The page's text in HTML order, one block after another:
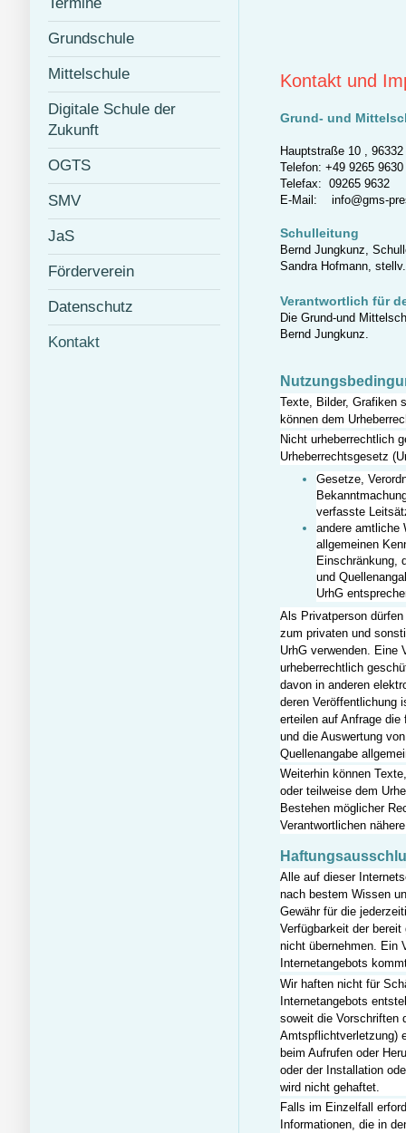
Grundschule
Mittelschule
Digitale Schule der
Zukunft
OGTS
SMV
JaS
Förderverein
Datenschutz
Kontakt
Kontakt und
Grund- und
Hauptstraße 10 ,
Telefon: +49 9265 9630
Telefax: 09265 9632
E-Mail: info@gms-
Schulleitung
Bernd Jungkunz,
Sandra Hofmann,
Verantwortlich für
Die Grund-und
Bernd Jungkunz.
Texte, Bilder, Grafiken
können dem
Nicht urheberrechtlich
Urheberrechtsgesetz
Gesetze,
verfasste
andere amtliche
allgemeinen
Einschränkung,
und
UrhG
Als Privatperson
zum privaten und
UrhG verwenden. Eine
urheberrechtlich
davon in anderen
deren Veröffentlichung
erteilen auf Anfrage die
und die Auswertung
Quellenangabe
Weiterhin können
oder teilweise dem
Bestehen möglicher
Verantwortlichen
Alle auf dieser
nach bestem Wissen
Gewähr für die
Verfügbarkeit der
nicht übernehmen. Ein
Internetangebots
Wir haften nicht für
Internetangebots
soweit die Vorschriften
Amtspflichtverletzung)
beim Aufrufen oder
oder der Installation
wird nicht gehaftet.
Falls im Einzelfall
Informationen, die in